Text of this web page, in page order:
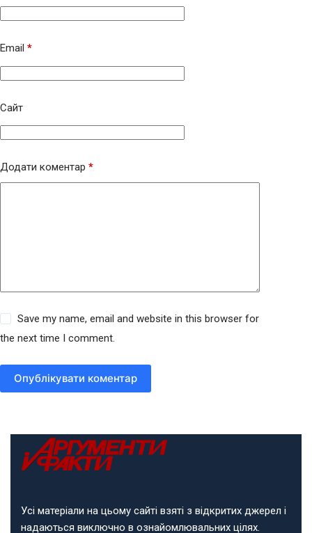
Email *
Сайт
Додати коментар *
Save my name, email and website in this browser for
the next time I comment.
Опублікувати коментар
Усі матеріали на цьому сайті взяті з відкритих джерел і
надаються виключно в ознайомлювальних цілях.